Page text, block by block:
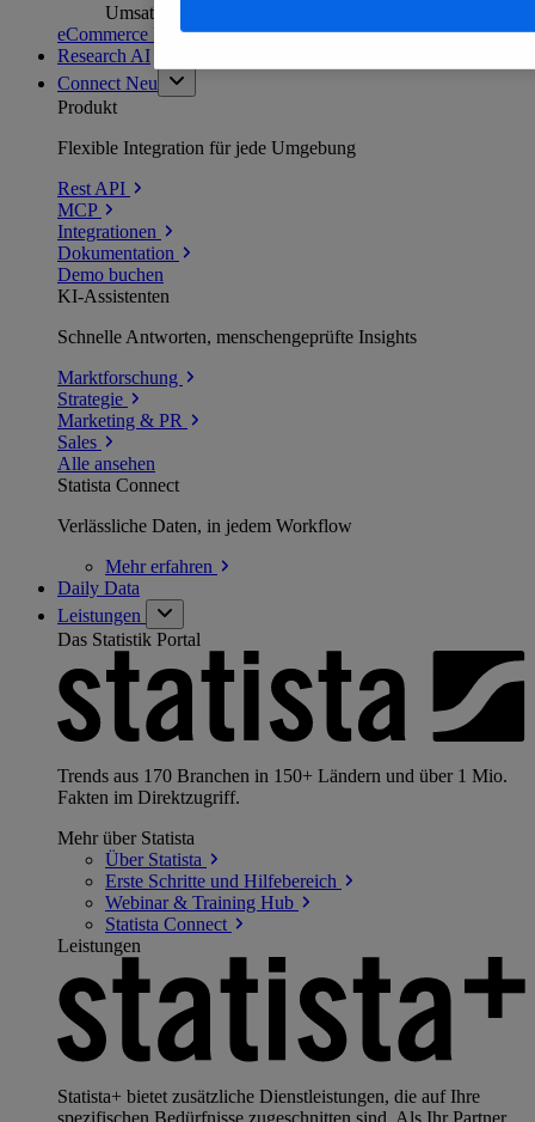
Umsatzanalysen und -prognosen
eCommerce Insights entdecken
Research AI
Connect Neu
Produkt
Flexible Integration für jede Umgebung
Rest API
MCP
Integrationen
Dokumentation
Demo buchen
KI-Assistenten
Schnelle Antworten, menschengeprüfte Insights
Marktforschung
Strategie
Marketing & PR
Sales
Alle ansehen
Statista Connect
Verlässliche Daten, in jedem Workflow
Mehrerfahren
Daily Data
Leistungen
Das Statistik Portal
Trends aus 170 Branchen in 150+ Ländern und über 1 Mio.
Fakten im Direktzugriff.
Mehr über Statista
Über Statista
Erste Schritte und Hilfebereich
Webinar & Training Hub
Statista Connect
Leistungen
Statista+ bietet zusätzliche Dienstleistungen, die auf Ihre
spezifischen Bedürfnisse zugeschnitten sind. Als Ihr Partner